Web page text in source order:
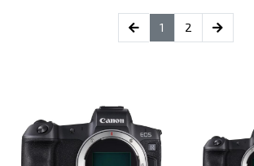
1 (current)
2